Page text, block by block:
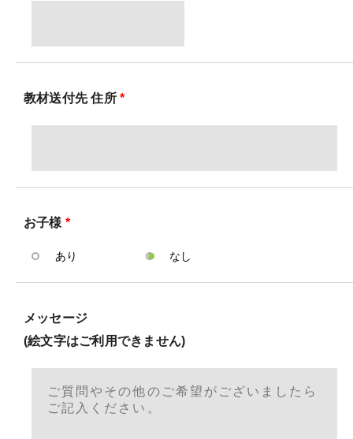
教材送付先 住所*
お子様 *
あり なし
メッセージ
(絵文字はご利用できません)